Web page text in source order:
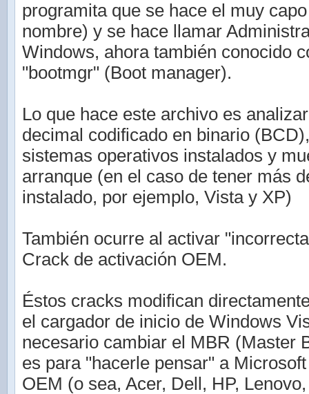
programita que se hace el muy
nombre) y se hace llamar
Windows, ahora también conocido
"bootmgr" (Boot manager).
Lo que hace este archivo es
decimal codificado en binario
sistemas operativos instalados y
arranque (en el caso de tener más
instalado, por ejemplo, Vista y XP)
También ocurre al activar
Crack de activación OEM.
Éstos cracks modifican
el cargador de inicio de Windows
necesario cambiar el MBR (Master
es para "hacerle pensar" a
OEM (o sea, Acer, Dell, HP,